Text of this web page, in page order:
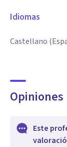
Idiomas
Castellano
Opiniones
Este